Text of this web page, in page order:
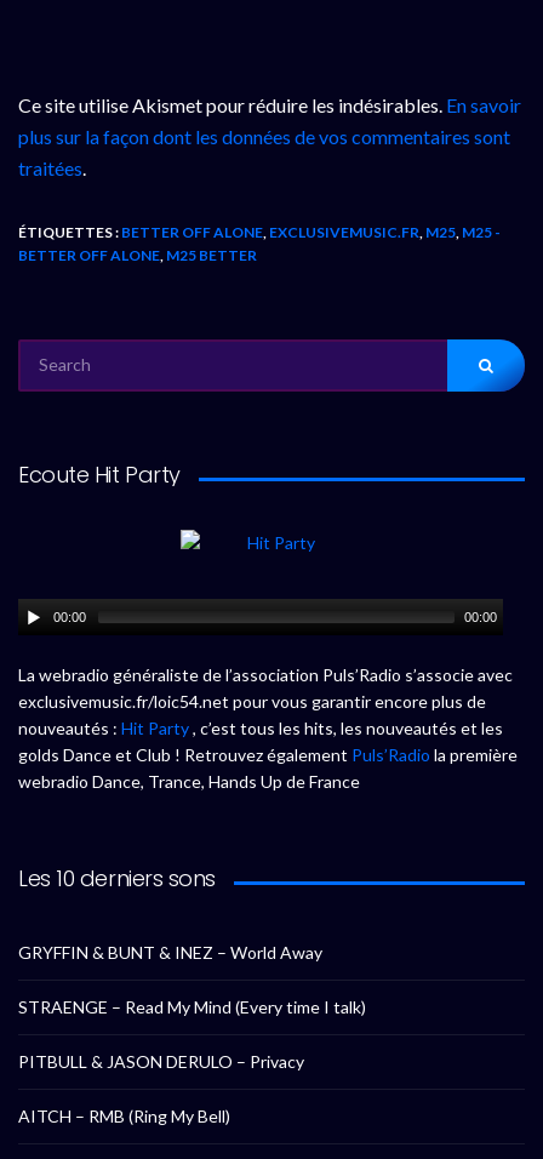
Ce site utilise Akismet pour réduire les indésirables. En savoir
plus sur la façon dont les données de vos commentaires sont
traitées.
ÉTIQUETTES : BETTER OFF ALONE EXCLUSIVEMUSIC.FR M25 M25 -
BETTER OFF ALONE M25 BETTER
FOR:
Ecoute Hit Party
00:00 00:00
La webradio généraliste de l’association Puls’Radio s’associe avec
exclusivemusic.fr/loic54.net pour vous garantir encore plus de
nouveautés : Hit Party, c’est tous les hits, les nouveautés et les
golds Dance et Club ! Retrouvez également Puls’Radio la première
webradio Dance, Trance, Hands Up de France
Les 10 derniers sons
GRYFFIN & BUNT & INEZ – World Away
STRAENGE – Read My Mind (Every time I talk)
PITBULL & JASON DERULO – Privacy
AITCH – RMB (Ring My Bell)